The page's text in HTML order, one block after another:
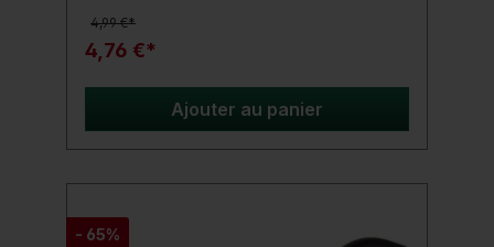
des mélanges de spod gras et collants.
Grâce à sa conception compacte en une
seule pièce, la cuillère à nourriture pratique
s'adapte à n'importe quel seau Fox/Spomb.
Détails du produit: Couleur blanche pelle à
nourriture moulée d'une seule pièce pour
remplir des spombs, des impact spods et
mélanges de spod gras et collants
n'importe quel seau Fox/Spomb
4,99 €*
4,76 €*
Ajouter au panier
- 65%